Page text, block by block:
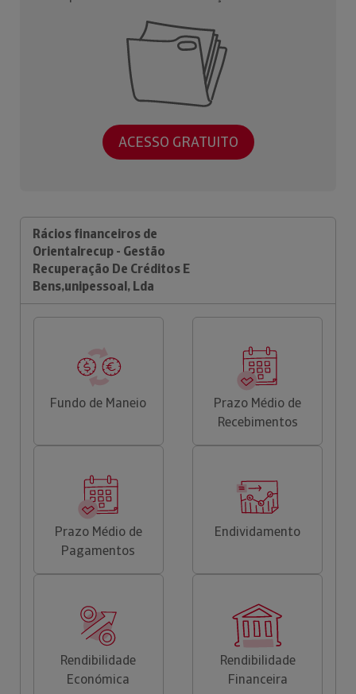
ACESSO GRATUITO
Rácios financeiros de
Orientalrecup - Gestão
Recuperação De Créditos E
Bens,unipessoal, Lda
Fundo de Maneio
Prazo Médio de
Recebimentos
Prazo Médio de
Pagamentos
Endividamento
Rendibilidade
Económica
Rendibilidade
Financeira